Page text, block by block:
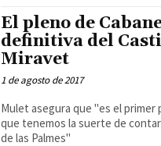
El pleno de
definitiva del
Miravet
1 de agosto de 2017
Mulet asegura que "es el
que tenemos la suerte de
de las Palmes"